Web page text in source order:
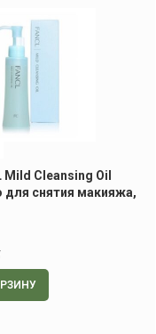
Mild Cleansing Oil
для снятия макияжа,